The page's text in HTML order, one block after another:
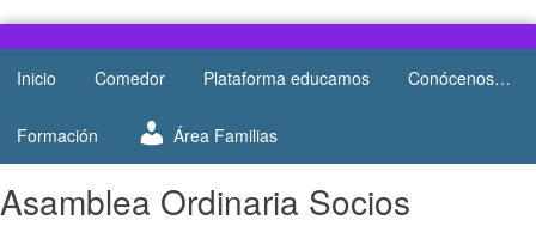
AMPA
Salesianos
Atocha
AMPA del
Colegio
de Atocha
Inicio Comedor Plataforma educamos Conócenos…
Formación Área Familias
Asamblea Ordinaria Socios